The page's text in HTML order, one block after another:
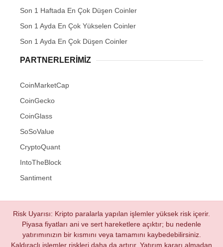
Son 1 Haftada En Çok Düşen Coinler
Son 1 Ayda En Çok Yükselen Coinler
Son 1 Ayda En Çok Düşen Coinler
PARTNERLERIMIZ
CoinMarketCap
CoinGecko
CoinGlass
SoSoValue
CryptoQuant
IntoTheBlock
Santiment
Risk Uyarısı: Kripto paralarla yapılan işlemler yüksek risk içerir.
Piyasa fiyatları ani ve sert hareketlere açıktır; bu nedenle
yatırımınızın bir kısmını veya tamamını kaybedebilirsiniz.
Kaldıraçlı işlemler riskleri daha da artırır. Yatırım kararı almadan